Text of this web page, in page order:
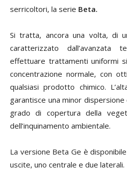
serricoltori, la serie Beta.
Si tratta, ancora una volta, di
caratterizzato dall’avanzata
effettuare trattamenti uniformi
concentrazione normale, con
qualsiasi prodotto chimico.
garantisce una minor
grado di copertura della
dell’inquinamento ambientale.
La versione Beta Ge è
uscite, uno centrale e due laterali.